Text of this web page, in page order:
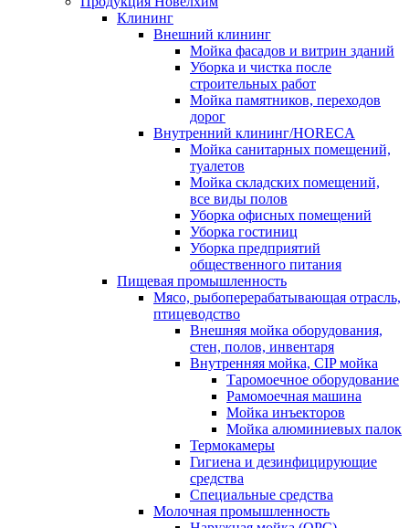
Клининг
Внешний клининг
Мойка фасадов и витрин зданий
Уборка и чистка после
строительных работ
Мойка памятников, переходов
дорог
Внутренний клининг/HORECA
Мойка санитарных помещений,
туалетов
Мойка складских помещений,
все виды полов
Уборка офисных помещений
Уборка гостиниц
Уборка предприятий
общественного питания
Пищевая промышленность
Мясо, рыбоперерабатывающая отрасль,
птицеводство
Внешняя мойка оборудования,
стен, полов, инвентаря
Внутренняя мойка, CIP мойка
Таромоечное оборудование
Рамомоечная машина
Мойка инъекторов
Мойка алюминиевых палок
Термокамеры
Гигиена и дезинфицирующие
средства
Специальные средства
Молочная промышленность